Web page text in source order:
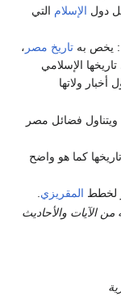
دول الإسلام التي
: يخص بهتاريخ مصر ،
تاريخها الإسلامي
أخبار ولاتها
ويتناول فضائل مصر
كما هو واضح
لخطط المقريزي.
الآيات والأحاديث